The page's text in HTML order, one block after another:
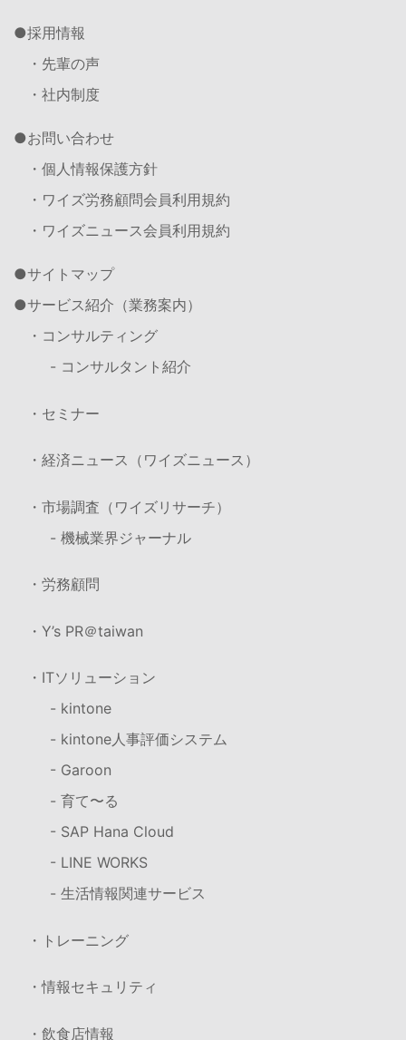
採用情報
・先輩の声
・社内制度
お問い合わせ
・個人情報保護方針
・ワイズ労務顧問会員利用規約
・ワイズニュース会員利用規約
サイトマップ
サービス紹介（業務案内）
・コンサルティング
- コンサルタント紹介
・セミナー
・経済ニュース（ワイズニュース）
・市場調査（ワイズリサーチ）
- 機械業界ジャーナル
・労務顧問
・Y’s PR＠taiwan
・ITソリューション
- kintone
- kintone人事評価システム
- Garoon
- 育て〜る
- SAP Hana Cloud
- LINE WORKS
- 生活情報関連サービス
・トレーニング
・情報セキュリティ
・飲食店情報